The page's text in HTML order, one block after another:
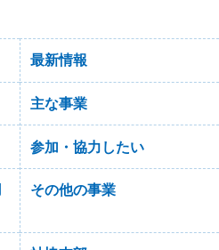
最新情報
主な事業
参加・協力したい
その他の事業